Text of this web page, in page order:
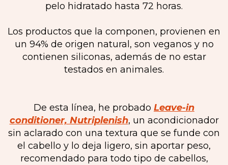
pelo hidratado hasta 72 horas.
Los productos que la componen, provienen en
un 94% de origen natural, son veganos y no
contienen siliconas, además de no estar
testados en animales.
De esta línea, he probado Leave-in
conditioner, Nutriplenish, un acondicionador
sin aclarado con una textura que se funde con
el cabello y lo deja ligero, sin aportar peso,
recomendado para todo tipo de cabellos,